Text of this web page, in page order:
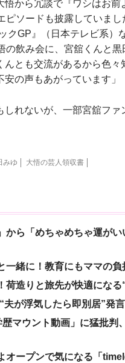
から冗談で『ワシはお前
ピソードも披露していま
クGP』（日本テレビ系）
の飲み会に、宮舘くんと
んとも交流があるから色
の声もあがっています」
れないが、一部宮舘ファ
みゆ 大悟の芸人領収書
ら「めちゃめちゃ運が
緒に！教育にもママの
荷造りと旅先が快適になる
が浮気したら即別居”発
マウント動画」に猛批判
オープンで気になる「